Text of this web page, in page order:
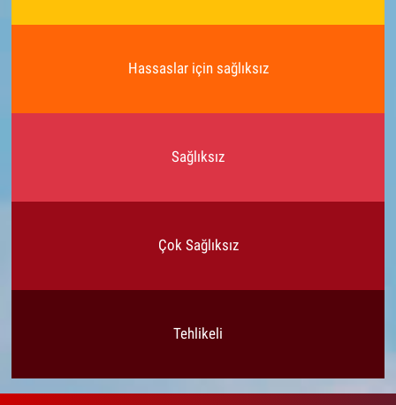
Hassaslar için sağlıksız
Sağlıksız
Çok Sağlıksız
Tehlikeli